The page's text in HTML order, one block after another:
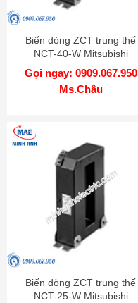
Biến dòng ZCT trung thế
NCT-40-W Mitsubishi
Gọi ngay: 0909.067.950
Ms.Châu
Biến dòng ZCT trung thế
NCT-25-W Mitsubishi